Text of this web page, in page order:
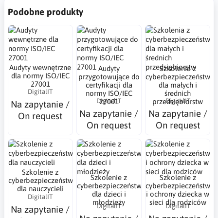
Podobne produkty
Audyty wewnętrzne
dla normy ISO/IEC
27001
DigitalIT
Na zapytanie /
On request
Audyty
przygotowujące do
certyfikacji dla
normy ISO/IEC
27001
DigitalIT
Na zapytanie /
On request
Szkolenia z
cyberbezpieczeństwa
dla małych i
średnich
przedsiębiorstw
DigitalIT
Na zapytanie /
On request
Szkolenie z
cyberbezpieczeństwa
dla nauczycieli
DigitalIT
Na zapytanie /
Szkolenie z
cyberbezpieczeństwa
dla dzieci i
młodzieży
DigitalIT
Szkolenie z
cyberbezpieczeństwa
i ochrony dziecka w
sieci dla rodziców
DigitalIT